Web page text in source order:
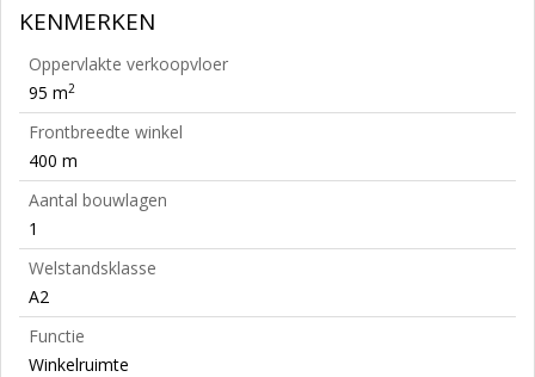
KENMERKEN
Oppervlakte verkoopvloer
95 m2
Frontbreedte winkel
400 m
Aantal bouwlagen
1
Welstandsklasse
A2
Functie
Winkelruimte